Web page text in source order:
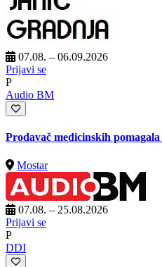
07.08. – 06.09.2026
Prijavi se
P
Audio BM
Prodavač medicinskih pomagala
Mostar
07.08. – 25.08.2026
Prijavi se
P
DDI